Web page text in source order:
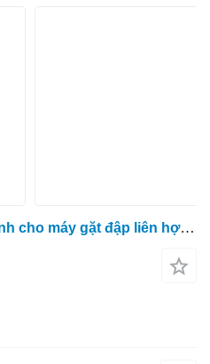
Sàng máy gặt liên hợp dành cho máy gặt đập liên hợp Massey Ferguson 40